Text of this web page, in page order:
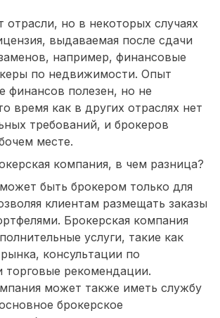
отрасли, но в некоторых случаях
выдаваемая после сдачи
например, финансовые
по недвижимости. Опыт
финансов полезен, но не
время как в других отраслях нет
требований, и брокеров
месте.
компания, в чем разница?
быть брокером только для
клиентам размещать заказы
Брокерская компания
услуги, такие как
консультации по
торговые рекомендации.
может также иметь службу
брокерское